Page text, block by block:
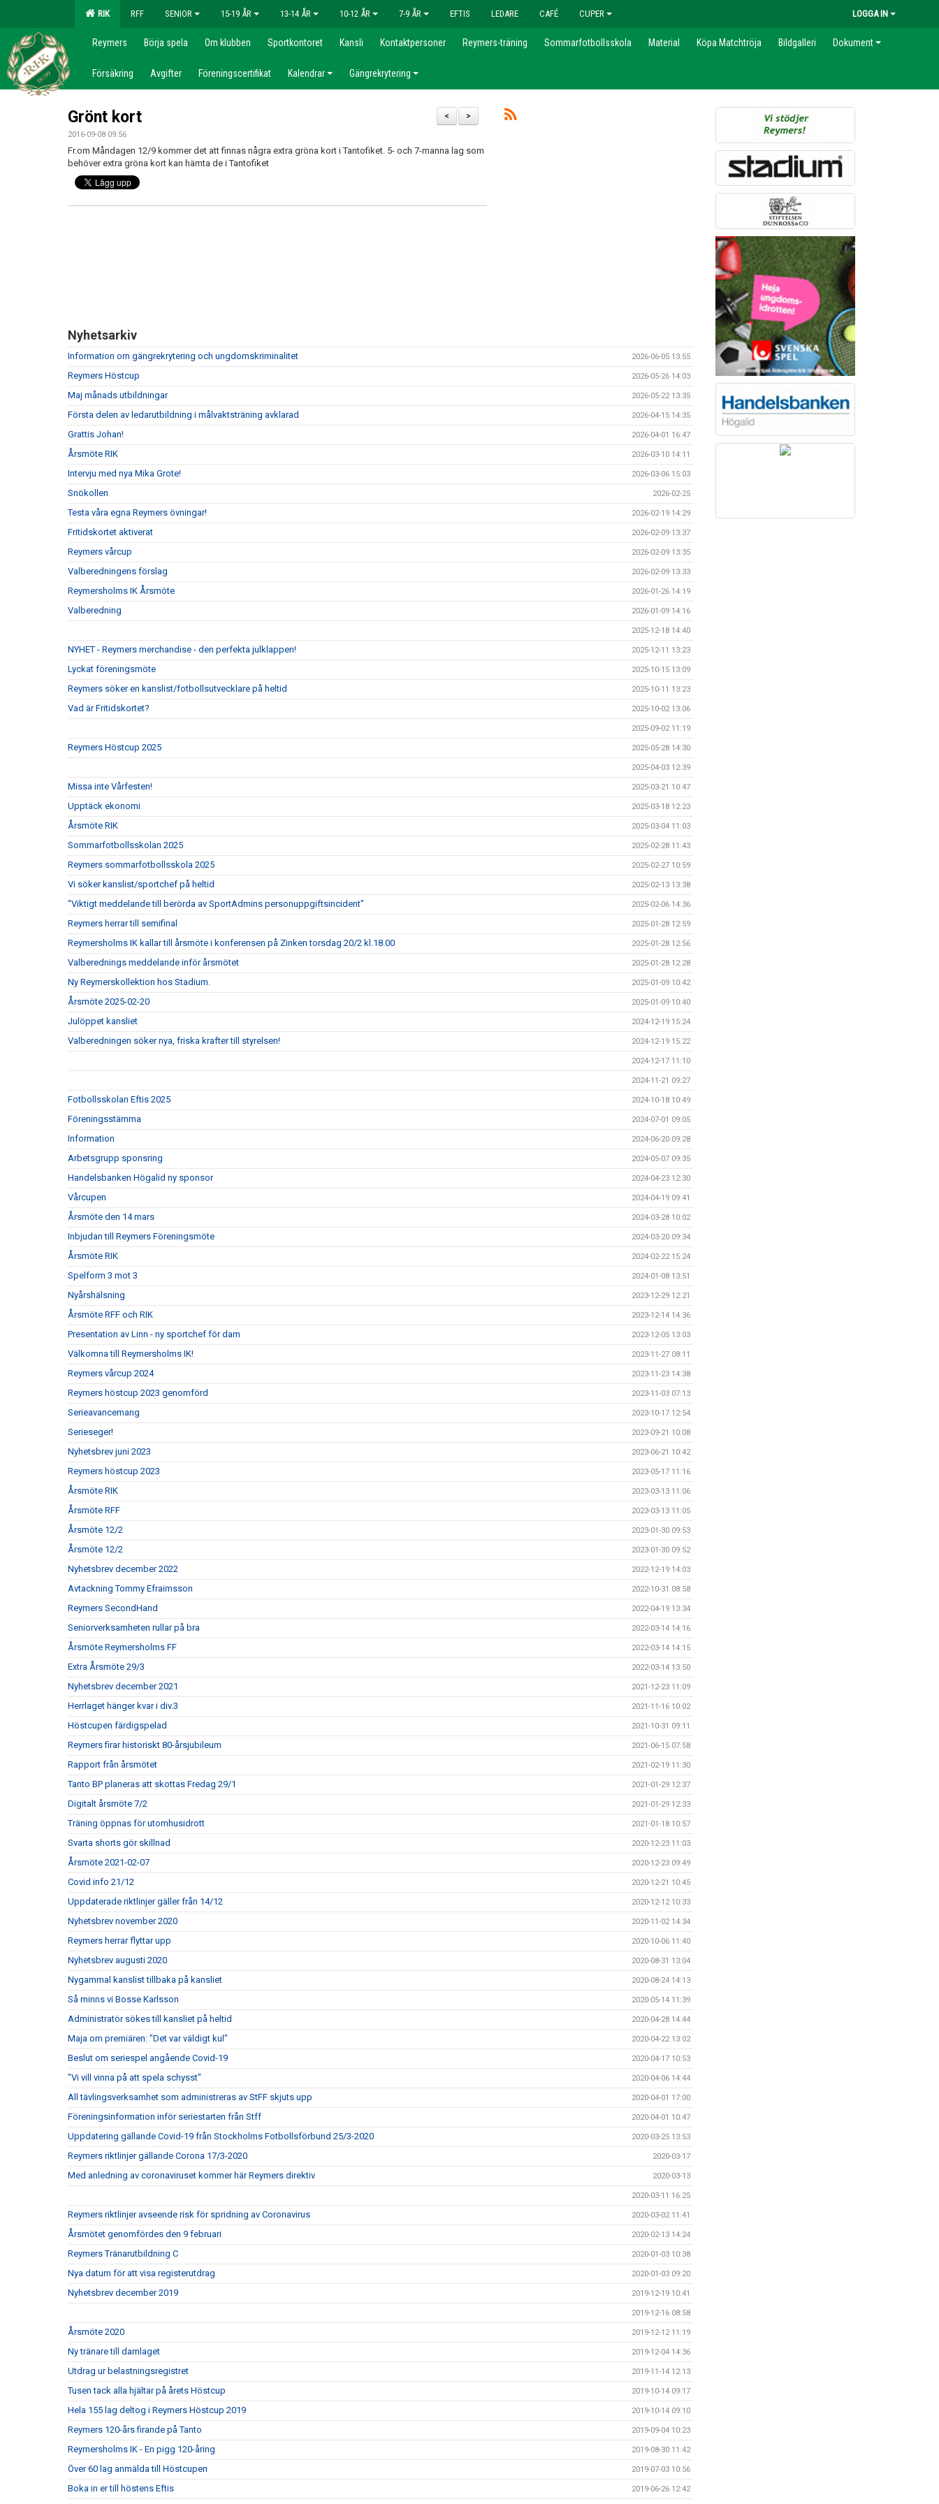
RIK RFF SENIOR 15-19 ÅR 13-14 ÅR 10-12 ÅR 7-9 ÅR EFTIS LEDARE CAFÉ CUPER LOGGA IN
Reymers Börja spela Om klubben Sportkontoret Kansli Kontaktpersoner Reymers-träning Sommarfotbollsskola Material Köpa Matchtröja Bildgalleri Dokument
Försäkring Avgifter Föreningscertifikat Kalendrar Gängrekrytering
>
<
Grönt kort
2016-09-08 09:56
Fr.om Måndagen 12/9 kommer det att finnas några extra gröna kort i Tantofiket. 5- och 7-manna lag som
behöver extra gröna kort kan hämta de i Tantofiket
Nyhetsarkiv
Information om gängrekrytering och ungdomskriminalitet 2026-06-05 13:55
Reymers Höstcup 2026-05-26 14:03
Maj månads utbildningar 2026-05-22 13:35
Första delen av ledarutbildning i målvaktsträning avklarad 2026-04-15 14:35
Grattis Johan! 2026-04-01 16:47
Årsmöte RIK 2026-03-10 14:11
Intervju med nya Mika Grote! 2026-03-06 15:03
Snökollen 2026-02-25
Testa våra egna Reymers övningar! 2026-02-19 14:29
Fritidskortet aktiverat 2026-02-09 13:37
Reymers vårcup 2026-02-09 13:35
Valberedningens förslag 2026-02-09 13:33
Reymersholms IK Årsmöte 2026-01-26 14:19
Valberedning 2026-01-09 14:16
2025-12-18 14:40
NYHET - Reymers merchandise - den perfekta julklappen! 2025-12-11 13:23
Lyckat föreningsmöte 2025-10-15 13:09
Reymers söker en kanslist/fotbollsutvecklare på heltid 2025-10-11 13:23
Vad är Fritidskortet? 2025-10-02 13:06
2025-09-02 11:19
Reymers Höstcup 2025 2025-05-28 14:30
2025-04-03 12:39
Missa inte Vårfesten! 2025-03-21 10:47
Upptäck ekonomi 2025-03-18 12:23
Årsmöte RIK 2025-03-04 11:03
Sommarfotbollsskolan 2025 2025-02-28 11:43
Reymers sommarfotbollsskola 2025 2025-02-27 10:59
Vi söker kanslist/sportchef på heltid 2025-02-13 13:38
“Viktigt meddelande till berörda av SportAdmins personuppgiftsincident" 2025-02-06 14:36
Reymers herrar till semifinal 2025-01-28 12:59
Reymersholms IK kallar till årsmöte i konferensen på Zinken torsdag 20/2 kl.18.00 2025-01-28 12:56
Valberednings meddelande inför årsmötet 2025-01-28 12:28
Ny Reymerskollektion hos Stadium. 2025-01-09 10:42
Årsmöte 2025-02-20 2025-01-09 10:40
Julöppet kansliet 2024-12-19 15:24
Valberedningen söker nya, friska krafter till styrelsen! 2024-12-19 15:22
2024-12-17 11:10
2024-11-21 09:27
Fotbollsskolan Eftis 2025 2024-10-18 10:49
Föreningsstämma 2024-07-01 09:05
Information 2024-06-20 09:28
Arbetsgrupp sponsring 2024-05-07 09:35
Handelsbanken Högalid ny sponsor 2024-04-23 12:30
Vårcupen 2024-04-19 09:41
Årsmöte den 14 mars 2024-03-28 10:02
Inbjudan till Reymers Föreningsmöte 2024-03-20 09:34
Årsmöte RIK 2024-02-22 15:24
Spelform 3 mot 3 2024-01-08 13:51
Nyårshälsning 2023-12-29 12:21
Årsmöte RFF och RIK 2023-12-14 14:36
Presentation av Linn - ny sportchef för dam 2023-12-05 13:03
Välkomna till Reymersholms IK! 2023-11-27 08:11
Reymers vårcup 2024 2023-11-23 14:38
Reymers höstcup 2023 genomförd 2023-11-03 07:13
Serieavancemang 2023-10-17 12:54
Serieseger! 2023-09-21 10:08
Nyhetsbrev juni 2023 2023-06-21 10:42
Reymers höstcup 2023 2023-05-17 11:16
Årsmöte RIK 2023-03-13 11:06
Årsmöte RFF 2023-03-13 11:05
Årsmöte 12/2 2023-01-30 09:53
Årsmöte 12/2 2023-01-30 09:52
Nyhetsbrev december 2022 2022-12-19 14:03
Avtackning Tommy Efraimsson 2022-10-31 08:58
Reymers SecondHand 2022-04-19 13:34
Seniorverksamheten rullar på bra 2022-03-14 14:16
Årsmöte Reymersholms FF 2022-03-14 14:15
Extra Årsmöte 29/3 2022-03-14 13:50
Nyhetsbrev december 2021 2021-12-23 11:09
Herrlaget hänger kvar i div.3 2021-11-16 10:02
Höstcupen färdigspelad 2021-10-31 09:11
Reymers firar historiskt 80-årsjubileum 2021-06-15 07:58
Rapport från årsmötet 2021-02-19 11:30
Tanto BP planeras att skottas Fredag 29/1 2021-01-29 12:37
Digitalt årsmöte 7/2 2021-01-29 12:33
Träning öppnas för utomhusidrott 2021-01-18 10:57
Svarta shorts gör skillnad 2020-12-23 11:03
Årsmöte 2021-02-07 2020-12-23 09:49
Covid info 21/12 2020-12-21 10:45
Uppdaterade riktlinjer gäller från 14/12 2020-12-12 10:33
Nyhetsbrev november 2020 2020-11-02 14:34
Reymers herrar flyttar upp 2020-10-06 11:40
Nyhetsbrev augusti 2020 2020-08-31 13:04
Nygammal kanslist tillbaka på kansliet 2020-08-24 14:13
Så minns vi Bosse Karlsson 2020-05-14 11:39
Administratör sökes till kansliet på heltid 2020-04-28 14:44
Maja om premiären: "Det var väldigt kul" 2020-04-22 13:02
Beslut om seriespel angående Covid-19 2020-04-17 10:53
"Vi vill vinna på att spela schysst" 2020-04-06 14:44
All tävlingsverksamhet som administreras av StFF skjuts upp 2020-04-01 17:00
Föreningsinformation inför seriestarten från Stff 2020-04-01 10:47
Uppdatering gällande Covid-19 från Stockholms Fotbollsförbund 25/3-2020 2020-03-25 13:53
Reymers riktlinjer gällande Corona 17/3-2020 2020-03-17
Med anledning av coronaviruset kommer här Reymers direktiv 2020-03-13
2020-03-11 16:25
Reymers riktlinjer avseende risk för spridning av Coronavirus 2020-03-02 11:41
Årsmötet genomfördes den 9 februari 2020-02-13 14:24
Reymers Tränarutbildning C 2020-01-03 10:38
Nya datum för att visa registerutdrag 2020-01-03 09:20
Nyhetsbrev december 2019 2019-12-19 10:41
2019-12-16 08:58
Årsmöte 2020 2019-12-12 11:19
Ny tränare till damlaget 2019-12-04 14:36
Utdrag ur belastningsregistret 2019-11-14 12:13
Tusen tack alla hjältar på årets Höstcup 2019-10-14 09:17
Hela 155 lag deltog i Reymers Höstcup 2019 2019-10-14 09:10
Reymers 120-års firande på Tanto 2019-09-04 10:23
Reymersholms IK - En pigg 120-åring 2019-08-30 11:42
Över 60 lag anmälda till Höstcupen 2019-07-03 10:56
Boka in er till höstens Eftis 2019-06-26 12:42